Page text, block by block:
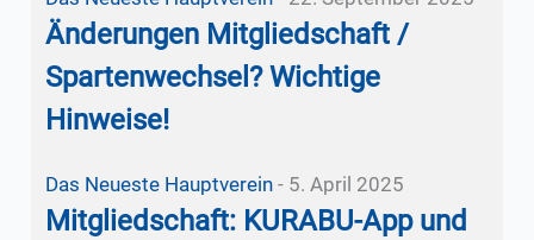
Änderungen Mitgliedschaft /
Spartenwechsel? Wichtige
Hinweise!
Das Neueste Hauptverein- 5. April 2025
Mitgliedschaft: KURABU-App und